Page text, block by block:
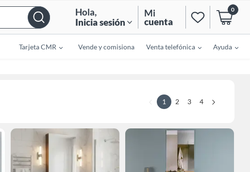
Hola,
Inicia sesión
Mi
cuenta
0
Tarjeta CMR Vende y comisiona Venta telefónica Ayuda
1 2 3 4